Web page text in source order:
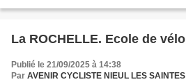
Publié le 21/09/2025 à 14:38
Par AVENIR CYCLISTE NIEUL LES SAINTES